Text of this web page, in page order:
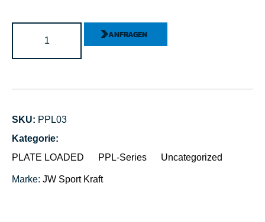
ANFRAGEN
SKU: PPL03
Kategorie:
PLATE LOADED
PPL-Series Uncategorized
Marke: JW Sport Kraft